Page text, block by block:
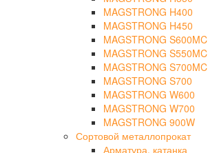
MAGSTRONG H400
MAGSTRONG H450
MAGSTRONG S600MC
MAGSTRONG S550MC
MAGSTRONG S700MC
MAGSTRONG S700
MAGSTRONG W600
MAGSTRONG W700
MAGSTRONG 900W
Сортовой металлопрокат
Арматура, катанка